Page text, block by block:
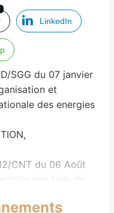
LinkedIn
SGG du 07 janvier
et
des energies
CNT du 06 Août
aux Lois de
Décembre 2017,